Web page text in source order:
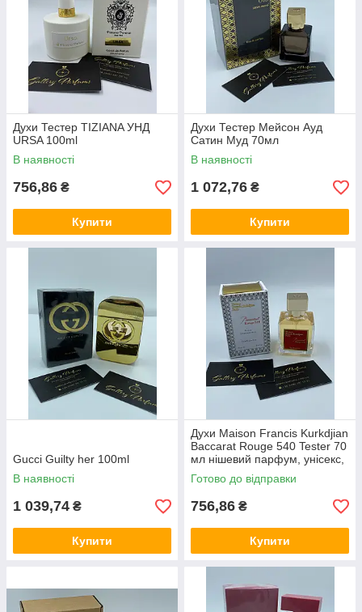
Духи Тестер TIZIANA УНД
URSA 100ml
В наявності
756,86 ₴
Купити
Духи Тестер Мейсон Ауд
Сатин Муд 70мл
В наявності
1 072,76 ₴
Купити
Gucci Guilty her 100ml
В наявності
1 039,74 ₴
Купити
Духи Maison Francis Kurkdjian
Baccarat Rouge 540 Tester 70
мл нішевий парфум, унісекс,
східно-квітковий аромат з
нотами шафрану, а
Готово до відправки
756,86 ₴
Купити